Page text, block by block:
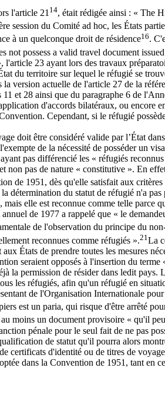
l'article 21 14, était rédigée ainsi : « The
session du Comité ad hoc, les États
à un quelconque droit de résidence16.
not possess a valid travel document
23 ayant lors des travaux
du territoire sur lequel le réfugié se
version actuelle de l'article 27 de la
et 28 ainsi que du paragraphe 6 de
d'accords bilatéraux, ou encore
Cependant, si le réfugié
doit être considéré valide par l’État
de la nécessité de posséder un
pas différencié les « réfugiés
pas de nature « constitutive ». En
de 1951, dès qu'elle satisfait aux
détermination du statut de réfugié n'a
elle est reconnue comme telle parce
de 1977 a rappelé que « le
de l'observation du principe du
reconnues comme réfugiés ».21 La
États de prendre toutes les mesures
seraient opposés à l'insertion du
la permission de résider dans ledit pays.
les réfugiés, afin qu'un réfugié en
de l'Organisation Internationale
est un paria, qui risque d'être arrêté
moins un document provisoire « qu'il
pénale pour le seul fait de ne pas
de statut qu'il pourra alors
certificats d'identité ou de titres de
dans la Convention de 1951, tant en